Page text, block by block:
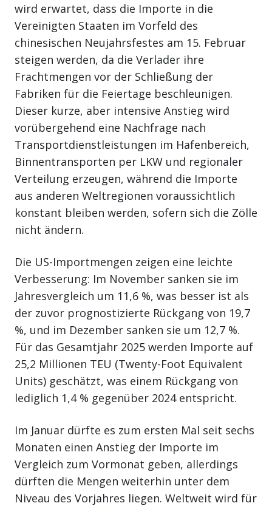
wird erwartet, dass die Importe in die
Vereinigten Staaten im Vorfeld des
chinesischen Neujahrsfestes am 15. Februar
steigen werden, da die Verlader ihre
Frachtmengen vor der Schließung der
Fabriken für die Feiertage beschleunigen.
Dieser kurze, aber intensive Anstieg wird
vorübergehend eine Nachfrage nach
Transportdienstleistungen im Hafenbereich,
Binnentransporten per LKW und regionaler
Verteilung erzeugen, während die Importe
aus anderen Weltregionen voraussichtlich
konstant bleiben werden, sofern sich die Zölle
nicht ändern.
Die US-Importmengen zeigen eine leichte
Verbesserung: Im November sanken sie im
Jahresvergleich um 11,6 %, was besser ist als
der zuvor prognostizierte Rückgang von 19,7
%, und im Dezember sanken sie um 12,7 %.
Für das Gesamtjahr 2025 werden Importe auf
25,2 Millionen TEU (Twenty-Foot Equivalent
Units) geschätzt, was einem Rückgang von
lediglich 1,4 % gegenüber 2024 entspricht.
Im Januar dürfte es zum ersten Mal seit sechs
Monaten einen Anstieg der Importe im
Vergleich zum Vormonat geben, allerdings
dürften die Mengen weiterhin unter dem
Niveau des Vorjahres liegen. Weltweit wird für